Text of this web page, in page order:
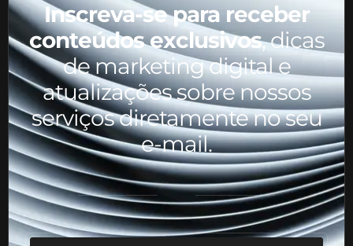
Inscreva-se para receber
conteúdos exclusivos, dicas
de marketing digital e
atualizações sobre nossos
serviços diretamente no seu
e-mail.